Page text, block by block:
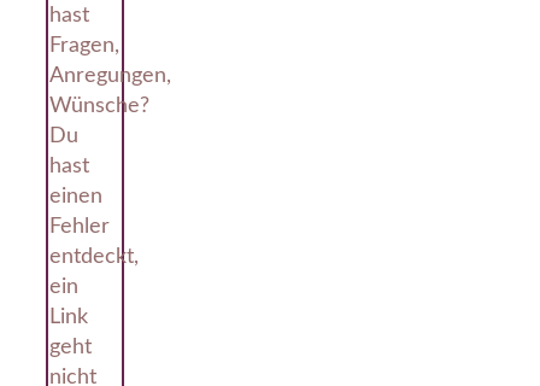
hast
Fragen,
Anregungen,
Wünsche?
Du
hast
einen
Fehler
entdeckt,
ein
Link
geht
nicht